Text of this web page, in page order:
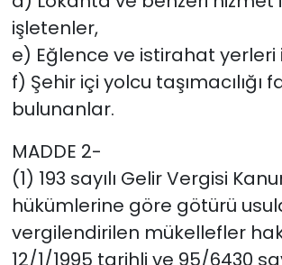
işletenler,
e) Eğlence ve istirahat yerleri
f) Şehir içi yolcu taşımacılığı
bulunanlar.
MADDE 2-
(1) 193 sayılı Gelir Vergisi
hükümlerine göre götürü
vergilendirilen mükellefler
12/1/1995 tarihli ve 95/6430